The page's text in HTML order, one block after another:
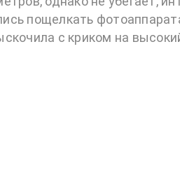
пощелкать
с криком на